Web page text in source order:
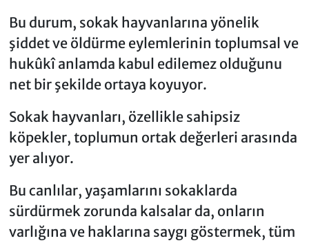
Bu durum, sokak hayvanlarına yönelik
şiddet ve öldürme eylemlerinin toplumsal ve
hukûkî anlamda kabul edilemez olduğunu
net bir şekilde ortaya koyuyor.
Sokak hayvanları, özellikle sahipsiz
köpekler, toplumun ortak değerleri arasında
yer alıyor.
Bu canlılar, yaşamlarını sokaklarda
sürdürmek zorunda kalsalar da, onların
varlığına ve haklarına saygı göstermek, tüm